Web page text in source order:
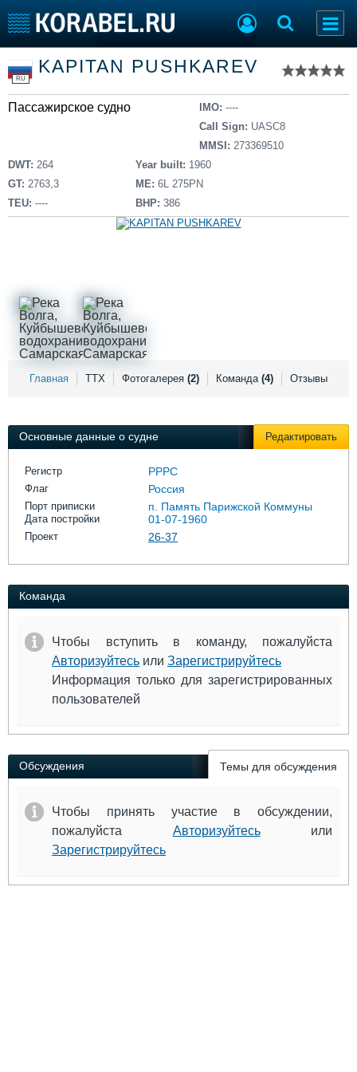
Тип судна
Добавить судно
Добавить проект
Последние 100
Пульс
Новости
Компании
Репутация
Реклама
Торговая площадка
Доска объявлений
Продажа флота
Оборудование
Изделия
Конференции
Выставки и семинары
Личности
Форум
Все службы
RU
KAPITAN PUSHKAREV
Пассажирское судно IMO: ----
Call Sign: UASC8
MMSI: 273369510
DWT: 264
GT: 2763,3
TEU: ----
Year built: 1960
ME: 6L 275PN
BHP: 386
Главная ТТХ Фотогалерея (2) Команда (4) Отзывы
Основные данные о судне Редактировать
Регистр РРРС
Флаг Россия
Порт приписки п. Память Парижской Коммуны
Дата постройки 01-07-1960
Проект 26-37
Команда
Чтобы вступить в команду, пожалуйста
Авторизуйтесь или Зарегистрируйтесь
Информация только для зарегистрированных
пользователей
Обсуждения Темы для обсуждения
Чтобы принять участие в обсуждении,
пожалуйста Авторизуйтесьили
Зарегистрируйтесь